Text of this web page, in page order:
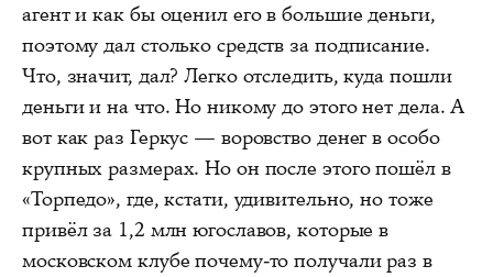
агент и как бы оценил его в большие деньги,
поэтому дал столько средств за подписание.
Что, значит, дал? Легко отследить, куда пошли
деньги и на что. Но никому до этого нет дела. А
вот как раз Геркус — воровство денег в особо
крупных размерах. Но он после этого пошёл в
«Торпедо», где, кстати, удивительно, но тоже
привёл за 1,2 млн югославов, которые в
московском клубе почему-то получали раз в